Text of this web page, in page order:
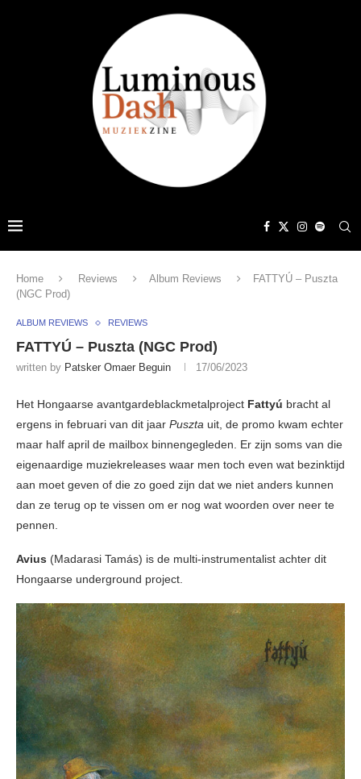
Home Reviews Album Reviews
FATTYÚ – Puszta
(NGC Prod)
ALBUM REVIEWS REVIEWS
FATTYÚ – Puszta (NGC Prod)
written by Patsker Omaer Beguin 17/06/2023
Het Hongaarse avantgardeblackmetalproject Fattyú bracht al
ergens in februari van dit jaar Puszta uit, de promo kwam echter
maar half april de mailbox binnengegleden. Er zijn soms van die
eigenaardige muziekreleases waar men toch even wat bezinktijd
aan moet geven of die zo goed zijn dat we niet anders kunnen
dan ze terug op te vissen om er nog wat woorden over neer te
pennen.
Avius (Madarasi Tamás) is de multi-instrumentalist achter dit
Hongaarse underground project.